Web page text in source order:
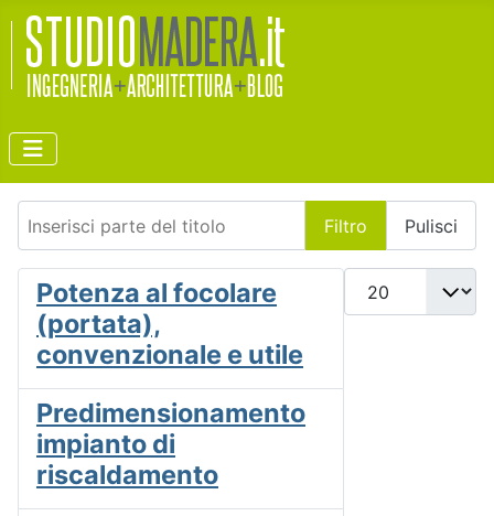
Filtro Pulisci
Visualizza #
Potenza al focolare
(portata),
convenzionale e utile
Predimensionamento
impianto di
riscaldamento